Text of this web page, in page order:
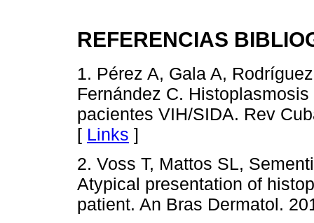
REFERENCIAS
1. Pérez A, Gala A,
Fernández C.
pacientes VIH/SIDA. Rev
[ Links ]
2. Voss T, Mattos SL,
Atypical presentation of
patient. An Bras Dermatol.